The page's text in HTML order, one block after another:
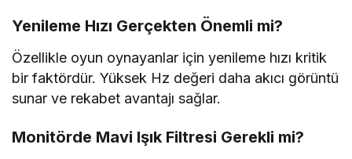
Yenileme Hızı Gerçekten Önemli mi?
Özellikle oyun oynayanlar için yenileme hızı kritik
bir faktördür. Yüksek Hz değeri daha akıcı görüntü
sunar ve rekabet avantajı sağlar.
Monitörde Mavi Işık Filtresi Gerekli mi?